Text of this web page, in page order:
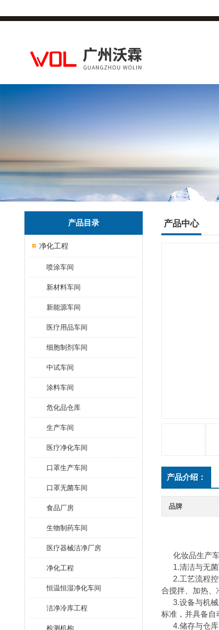
产品目录
净化工程
喷涂车间
新材料车间
新能源车间
医疗用品车间
细胞制剂车间
中试车间
涂料车间
危化品仓库
生产车间
医疗净化车间
口罩生产车间
口罩无菌车间
食品厂房
生物制药车间
医疗器械洁净厂房
净化工程
恒温恒湿净化车间
洁净冷库工程
检测机构
产品中心
产品介绍：
品牌
化妆品生产
1.清洁与无
2.工艺流程
合搅拌、加热、
3.设备与机
标准，并具备自
4.储存与仓